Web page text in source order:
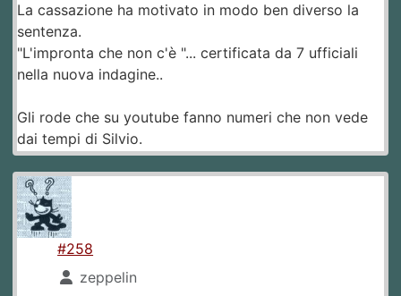
La cassazione ha motivato in modo ben diverso la
sentenza.
"L'impronta che non c'è "... certificata da 7 ufficiali
nella nuova indagine..
Gli rode che su youtube fanno numeri che non vede
dai tempi di Silvio.
#258
zeppelin